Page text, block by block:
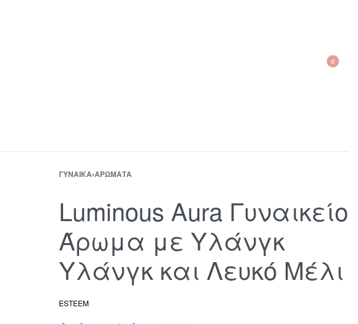
0
ΓΥΝΑΊΚΑ›ΑΡΏΜΑΤΑ
Luminous Aura Γυναικείο
Άρωμα με Υλάνγκ
Υλάνγκ και Λευκό Μέλι
ESTEEM